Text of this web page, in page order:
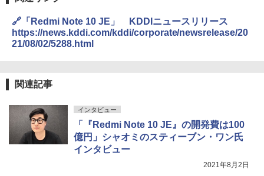
🔗「Redmi Note 10 JE」 KDDIニュースリリース
https://news.kddi.com/kddi/corporate/newsrelease/20
21/08/02/5288.html
関連記事
インタビュー
「『Redmi Note 10 JE』の開発費は100
億円」シャオミのスティーブン・ワン氏
インタビュー
2021年8月2日